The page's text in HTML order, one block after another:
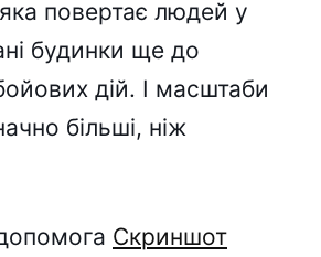
повертає людей у
будинки ще до
дій. І масштаби
більші, ніж
Скриншот